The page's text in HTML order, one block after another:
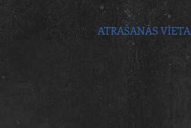
ATRAŠANĀS VIETA